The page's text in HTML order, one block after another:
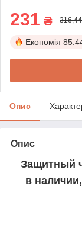
231 ₴
Економія
Опис
Опис
Защитный
в